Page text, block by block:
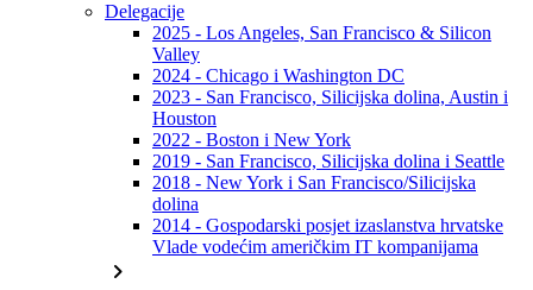
Delegacije
2025 - Los Angeles, San Francisco & Silicon
Valley
2024 - Chicago i Washington DC
2023 - San Francisco, Silicijska dolina, Austin i
Houston
2022 - Boston i New York
2019 - San Francisco, Silicijska dolina i Seattle
2018 - New York i San Francisco/Silicijska
dolina
2014 - Gospodarski posjet izaslanstva hrvatske
Vlade vodećim američkim IT kompanijama
chevron_right